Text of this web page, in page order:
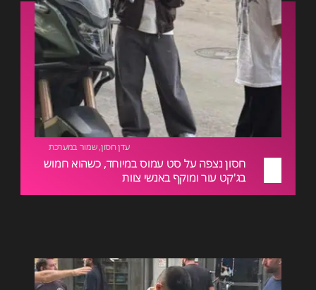
עדן חסון,שמור במערכת
חסון נצפה על סט עמוס במיוחד, כשהוא חמוש
בג'קט עור ומוקף באנשי צוות